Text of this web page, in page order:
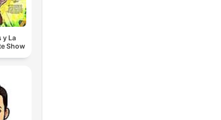
y La
Show